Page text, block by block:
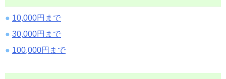
10,000円まで
30,000円まで
100,000円まで